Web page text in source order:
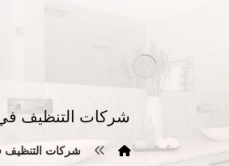
شركات التنظيف
شركات التنظيف